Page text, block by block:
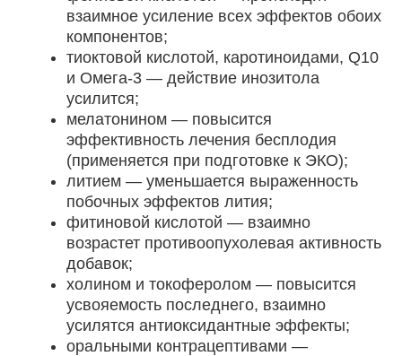
взаимное усиление всех эффектов обоих
компонентов;
тиоктовой кислотой, каротиноидами, Q10
и Омега-3 — действие инозитола
усилится;
мелатонином — повысится
эффективность лечения бесплодия
(применяется при подготовке к ЭКО);
литием — уменьшается выраженность
побочных эффектов лития;
фитиновой кислотой — взаимно
возрастет противоопухолевая активность
добавок;
холином и токоферолом — повысится
усвояемость последнего, взаимно
усилятся антиоксидантные эффекты;
оральными контрацептивами —